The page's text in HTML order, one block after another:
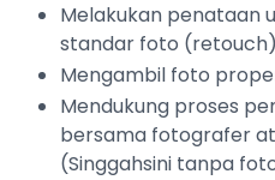
Melakukan penataan
standar foto (retouch)
Mengambil foto
Mendukung proses
bersama fotografer
(Singgahsini tanpa